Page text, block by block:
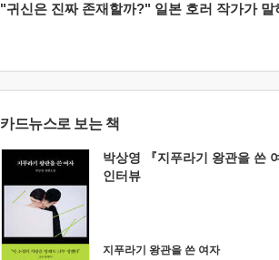
"귀신은 진짜 존재할까?" 일본 호러 작가가
카드뉴스로 보는 책
박상영 『지푸라기 왕관을 쓴
인터뷰
지푸라기 왕관을 쓴 여자